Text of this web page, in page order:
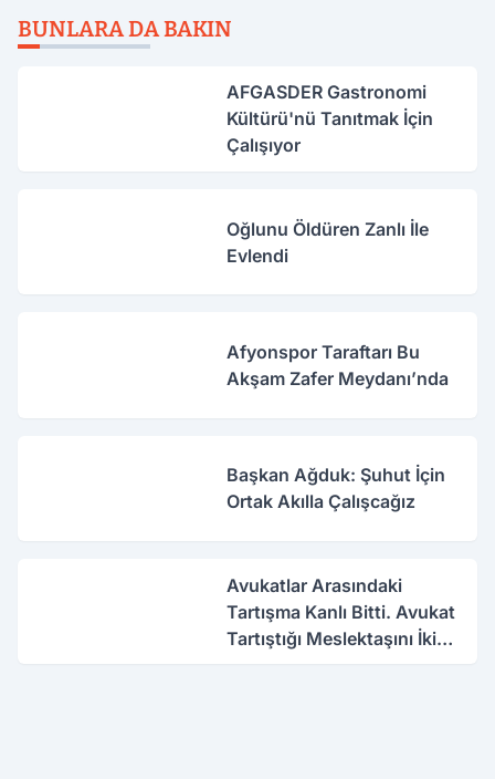
BUNLARA DA BAKIN
AFGASDER Gastronomi
Kültürü'nü Tanıtmak İçin
Çalışıyor
Oğlunu Öldüren Zanlı İle
Evlendi
Afyonspor Taraftarı Bu
Akşam Zafer Meydanı’nda
Başkan Ağduk: Şuhut İçin
Ortak Akılla Çalışcağız
Avukatlar Arasındaki
Tartışma Kanlı Bitti. Avukat
Tartıştığı Meslektaşını İki